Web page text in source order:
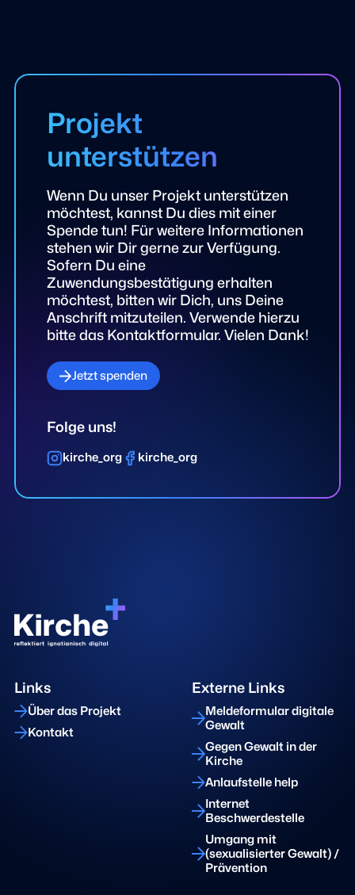
Projekt
unterstützen
Wenn Du unser Projekt unterstützen
möchtest, kannst Du dies mit einer
Spende tun! Für weitere Informationen
stehen wir Dir gerne zur Verfügung.
Sofern Du eine
Zuwendungsbestätigung erhalten
möchtest, bitten wir Dich, uns Deine
Anschrift mitzuteilen. Verwende hierzu
bitte das Kontaktformular. Vielen Dank!
Jetzt spenden
Folge uns!
kirche_org kirche_org
Links
Über das Projekt
Kontakt
Externe Links
Meldeformular digitale
Gewalt
Gegen Gewalt in der
Kirche
Anlaufstelle help
Internet
Beschwerdestelle
Umgang mit
(sexualisierter Gewalt) /
Prävention